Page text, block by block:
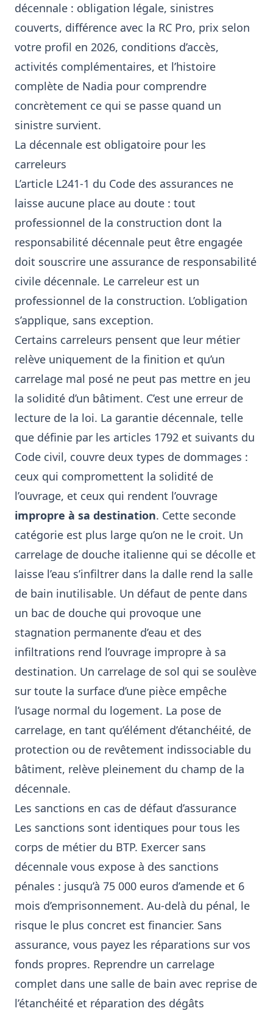
décennale : obligation légale, sinistres
couverts, différence avec la RC Pro, prix selon
votre profil en 2026, conditions d’accès,
activités complémentaires, et l’histoire
complète de Nadia pour comprendre
concrètement ce qui se passe quand un
sinistre survient.
La décennale est obligatoire pour les
carreleurs
L’article L241-1 du Code des assurances ne
laisse aucune place au doute : tout
professionnel de la construction dont la
responsabilité décennale peut être engagée
doit souscrire une assurance de responsabilité
civile décennale. Le carreleur est un
professionnel de la construction. L’obligation
s’applique, sans exception.
Certains carreleurs pensent que leur métier
relève uniquement de la finition et qu’un
carrelage mal posé ne peut pas mettre en jeu
la solidité d’un bâtiment. C’est une erreur de
lecture de la loi. La garantie décennale, telle
que définie par les articles 1792 et suivants du
Code civil, couvre deux types de dommages :
ceux qui compromettent la solidité de
l’ouvrage, et ceux qui rendent l’ouvrage
impropre à sa destination. Cette seconde
catégorie est plus large qu’on ne le croit. Un
carrelage de douche italienne qui se décolle et
laisse l’eau s’infiltrer dans la dalle rend la salle
de bain inutilisable. Un défaut de pente dans
un bac de douche qui provoque une
stagnation permanente d’eau et des
infiltrations rend l’ouvrage impropre à sa
destination. Un carrelage de sol qui se soulève
sur toute la surface d’une pièce empêche
l’usage normal du logement. La pose de
carrelage, en tant qu’élément d’étanchéité, de
protection ou de revêtement indissociable du
bâtiment, relève pleinement du champ de la
décennale.
Les sanctions en cas de défaut d’assurance
Les sanctions sont identiques pour tous les
corps de métier du BTP. Exercer sans
décennale vous expose à des sanctions
pénales : jusqu’à 75 000 euros d’amende et 6
mois d’emprisonnement. Au-delà du pénal, le
risque le plus concret est financier. Sans
assurance, vous payez les réparations sur vos
fonds propres. Reprendre un carrelage
complet dans une salle de bain avec reprise de
l’étanchéité et réparation des dégâts